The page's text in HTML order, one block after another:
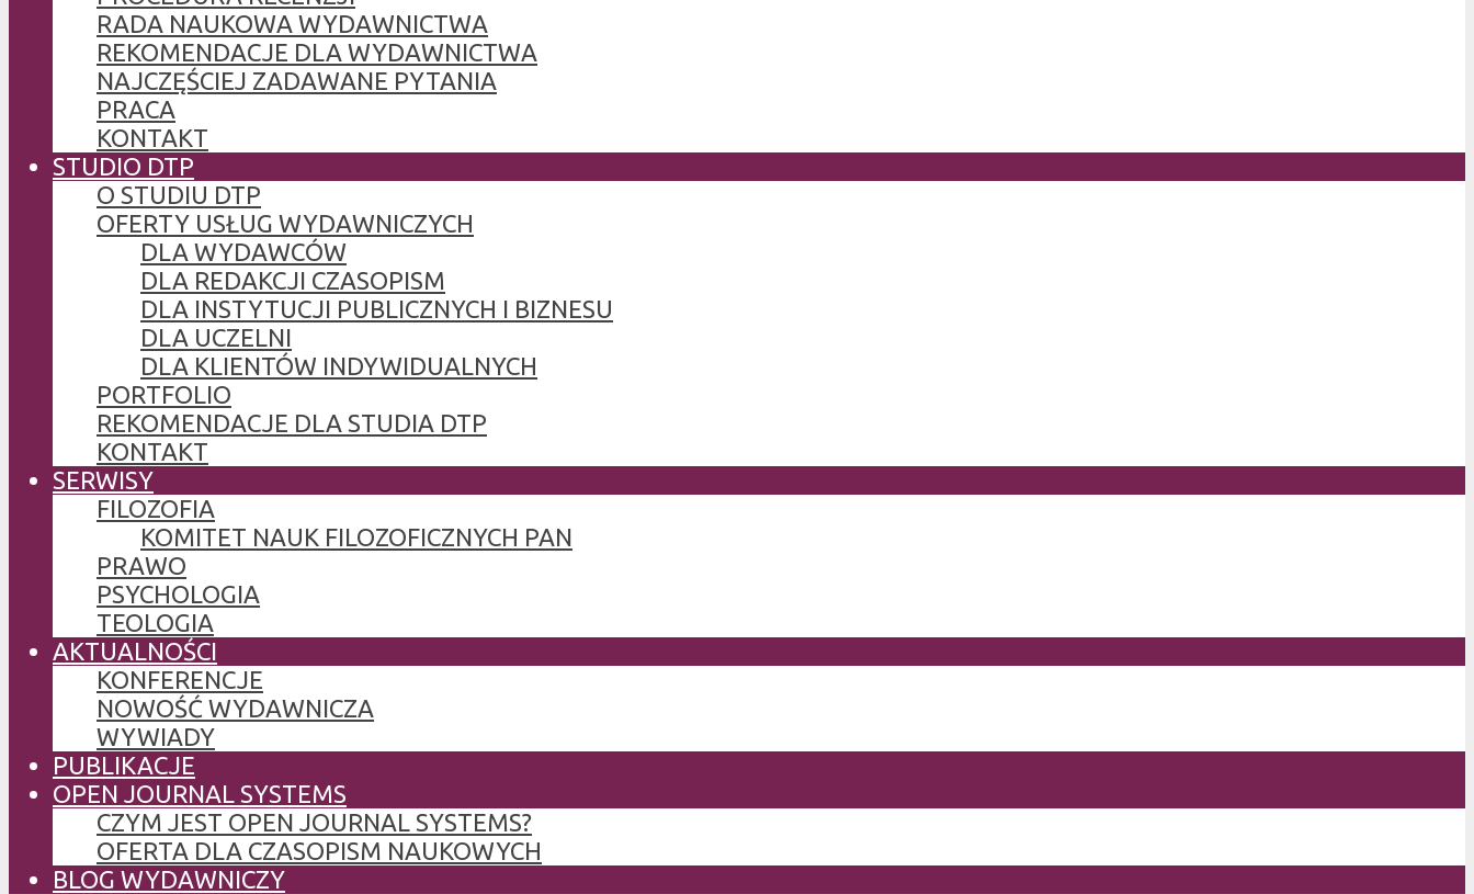
RADA NAUKOWA WYDAWNICTWA
REKOMENDACJE DLA WYDAWNICTWA
NAJCZĘŚCIEJ ZADAWANE PYTANIA
PRACA
KONTAKT
STUDIO DTP
O STUDIU DTP
OFERTY USŁUG WYDAWNICZYCH
DLA WYDAWCÓW
DLA REDAKCJI CZASOPISM
DLA INSTYTUCJI PUBLICZNYCH I BIZNESU
DLA UCZELNI
DLA KLIENTÓW INDYWIDUALNYCH
PORTFOLIO
REKOMENDACJE DLA STUDIA DTP
KONTAKT
SERWISY
FILOZOFIA
KOMITET NAUK FILOZOFICZNYCH PAN
PRAWO
PSYCHOLOGIA
TEOLOGIA
AKTUALNOŚCI
KONFERENCJE
NOWOŚĆ WYDAWNICZA
WYWIADY
PUBLIKACJE
OPEN JOURNAL SYSTEMS
CZYM JEST OPEN JOURNAL SYSTEMS?
OFERTA DLA CZASOPISM NAUKOWYCH
BLOG WYDAWNICZY